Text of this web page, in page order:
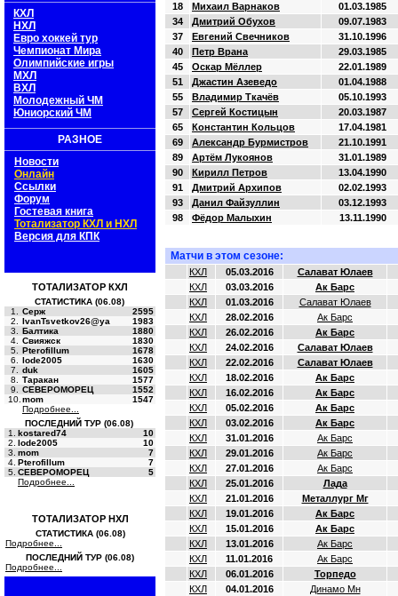
КХЛ
НХЛ
Евро хоккей тур
Чемпионат Мира
Олимпийские игры
МХЛ
ВХЛ
Молодежный ЧМ
Юниорский ЧМ
РАЗНОЕ
Новости
Онлайн
Ссылки
Форум
Гостевая книга
Тотализатор КХЛ и НХЛ
Версия для КПК
ТОТАЛИЗАТОР КХЛ
СТАТИСТИКА (06.08)
1.
Серж
2595
2.
IvanTsvetkov26@ya
1983
3.
Балтика
1880
4.
Свияжск
1830
5.
Pterofillum
1678
6.
lode2005
1630
7.
duk
1605
8.
Таракан
1577
9.
СЕВЕРОМОРЕЦ
1552
10. mom
1547
Подробнее...
ПОСЛЕДНИЙ ТУР (06.08)
1.
kostared74
10
2. lode2005
10
3. mom
7
4. Pterofillum
7
5. СЕВЕРОМОРЕЦ
5
Подробнее...
ТОТАЛИЗАТОР НХЛ
СТАТИСТИКА (06.08)
Подробнее...
ПОСЛЕДНИЙ ТУР (06.08)
Подробнее...
18
Михаил Варнаков
01.03.1985
34
Дмитрий Обухов
09.07.1983
37
Евгений Свечников
31.10.1996
40
Петр Врана
29.03.1985
45
Оскар Мёллер
22.01.1989
51
Джастин Азеведо
01.04.1988
55
Владимир Ткачёв
05.10.1993
57
Сергей Костицын
20.03.1987
65
Константин Кольцов
17.04.1981
69
Александр Бурмистров
21.10.1991
89
Артём Лукоянов
31.01.1989
90
Кирилл Петров
13.04.1990
91
Дмитрий Архипов
02.02.1993
93
Данил Файзуллин
03.12.1993
98
Фёдор Малыхин 13.11.1990
Матчи в этом сезоне:
КХЛ 05.03.2016
Салават Юлаев
КХЛ
03.03.2016
Ак Барс
КХЛ
01.03.2016
Салават Юлаев
КХЛ
28.02.2016
Ак Барс
КХЛ
26.02.2016
Ак Барс
КХЛ
24.02.2016
Салават Юлаев
КХЛ
22.02.2016
Салават Юлаев
КХЛ
18.02.2016
Ак Барс
КХЛ
16.02.2016
Ак Барс
КХЛ
05.02.2016
Ак Барс
КХЛ
03.02.2016
Ак Барс
КХЛ
31.01.2016
Ак Барс
КХЛ
29.01.2016
Ак Барс
КХЛ
27.01.2016
Ак Барс
КХЛ
25.01.2016
Лада
КХЛ
21.01.2016
Металлург Мг
КХЛ
19.01.2016
Ак Барс
КХЛ
15.01.2016
Ак Барс
КХЛ
13.01.2016
Ак Барс
КХЛ
11.01.2016
Ак Барс
КХЛ
06.01.2016
Торпедо
КХЛ
04.01.2016
Динамо Мн